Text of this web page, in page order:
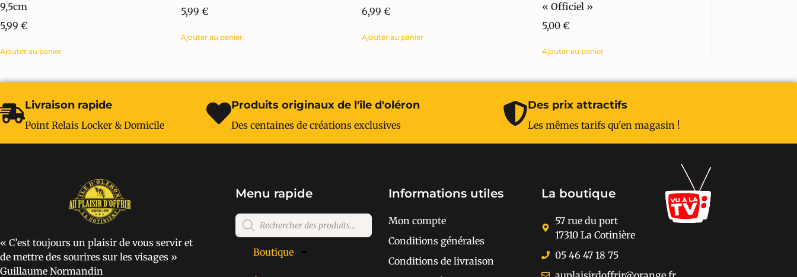
9,5cm
5,99 €
Ajouter au panier
5,99 €
Ajouter au panier
6,99 €
Ajouter au panier
« Officiel »
5,00€
Ajouter au panier
Livraison rapide
Point Relais Locker & Domicile
Produits originaux de l'île d'oléron
Des centaines de créations exclusives
Des prix attractifs
Les mêmes tarifs qu'en magasin !
« C’est toujours un plaisir de vous servir et
de mettre des sourires sur les visages »
Guillaume Normandin
Menu rapide
Boutique
Informations utiles
Mon compte
Conditions générales
Conditions de livraison
La boutique
57 rue du port
17310 La Cotinière
05 46 47 18 75